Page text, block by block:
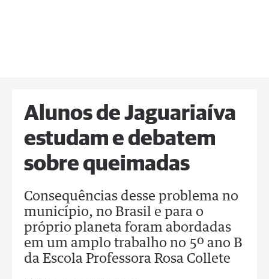
Alunos de Jaguariaíva
estudam e debatem
sobre queimadas
Consequências desse problema no
município, no Brasil e para o
próprio planeta foram abordadas
em um amplo trabalho no 5º ano B
da Escola Professora Rosa Collete